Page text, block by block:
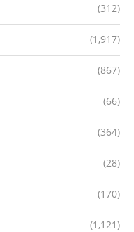
(312)
(1,917)
(867)
(66)
(364)
(28)
(170)
(1,121)